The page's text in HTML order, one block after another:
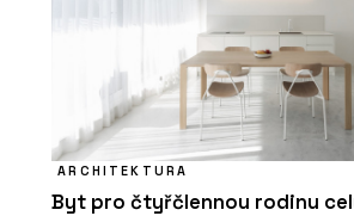
ARCHITEKTURA
Byt pro čtyřčlennou rodinu